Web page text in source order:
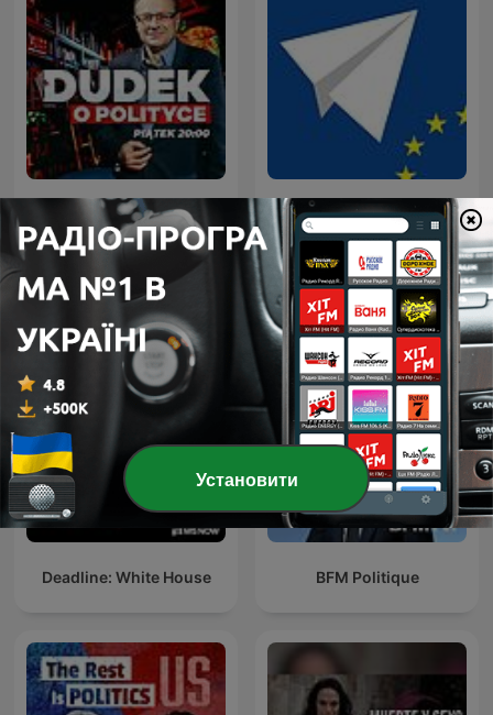
DUDEK o polityce Кратки новини
Міжнародні Уряд подкасти
Deadline: White House BFM Politique
Установити